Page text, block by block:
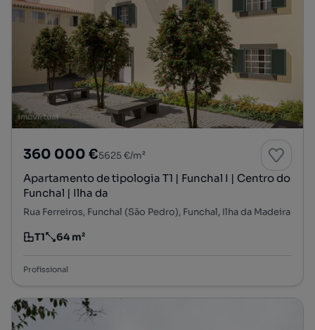
360 000 €5625 €/m²
Apartamento de tipologia T1 | Funchal I | Centro do
Funchal | Ilha da
Rua Ferreiros, Funchal (São Pedro), Funchal, Ilha da Madeira
Tipologia
T1
Preço por metro quadrado
64 m²
Profissional